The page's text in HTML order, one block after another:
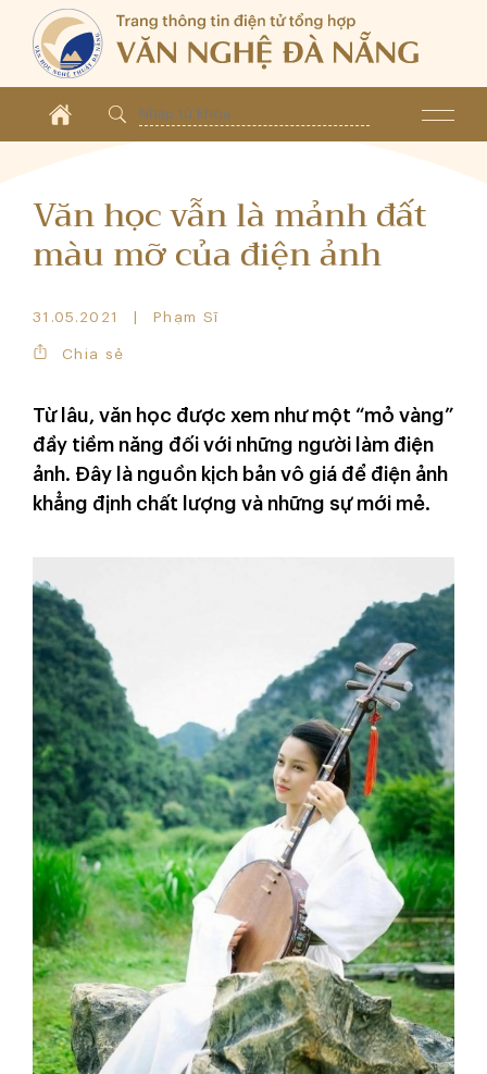
Văn học vẫn là mảnh đất
màu mỡ của điện ảnh
31.05.2021 Phạm Sĩ
Chia sẻ
Từ lâu, văn học được xem như một “mỏ vàng”
đầy tiềm năng đối với những người làm điện
ảnh. Đây là nguồn kịch bản vô giá để điện ảnh
khẳng định chất lượng và những sự mới mẻ.